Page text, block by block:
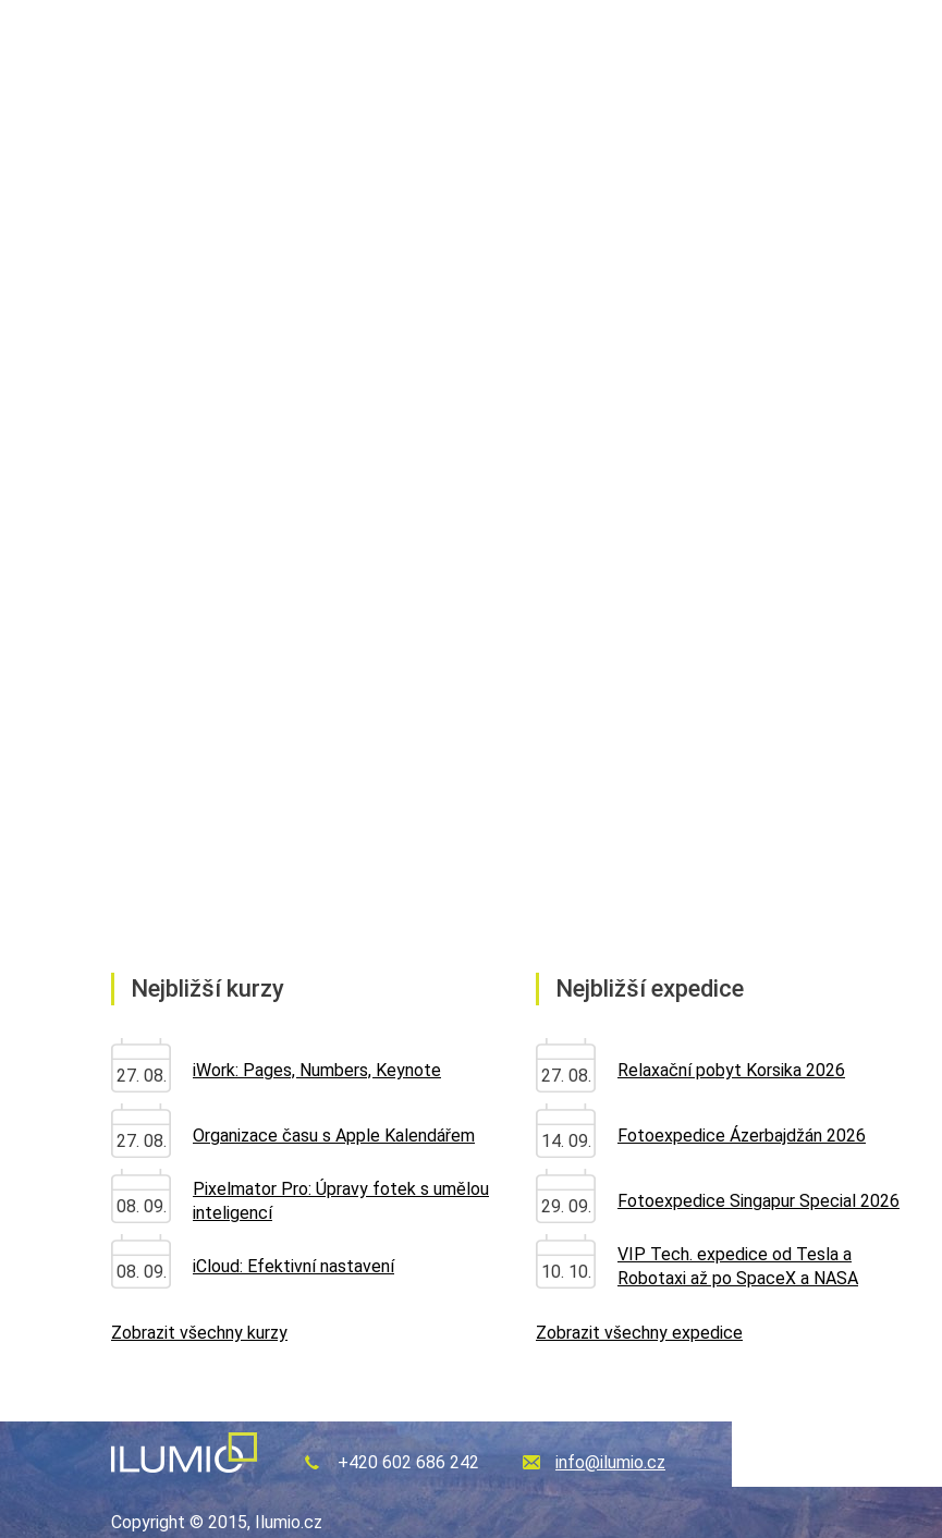
Nejbližší kurzy
27. 08. iWork: Pages, Numbers, Keynote
27. 08. Organizace času s Apple Kalendářem
08. 09.
Pixelmator Pro: Úpravy fotek s umělou
inteligencí
08. 09. iCloud: Efektivní nastavení
Zobrazit všechny kurzy
Nejbližší expedice
27. 08. Relaxační pobyt Korsika 2026
14. 09. Fotoexpedice Ázerbajdžán 2026
29. 09. Fotoexpedice Singapur Special 2026
10. 10.
VIP Tech. expedice od Tesla a
Robotaxi až po SpaceX a NASA
Zobrazit všechny expedice
+420 602 686 242 info@ilumio.cz
Copyright © 2015, Ilumio.cz